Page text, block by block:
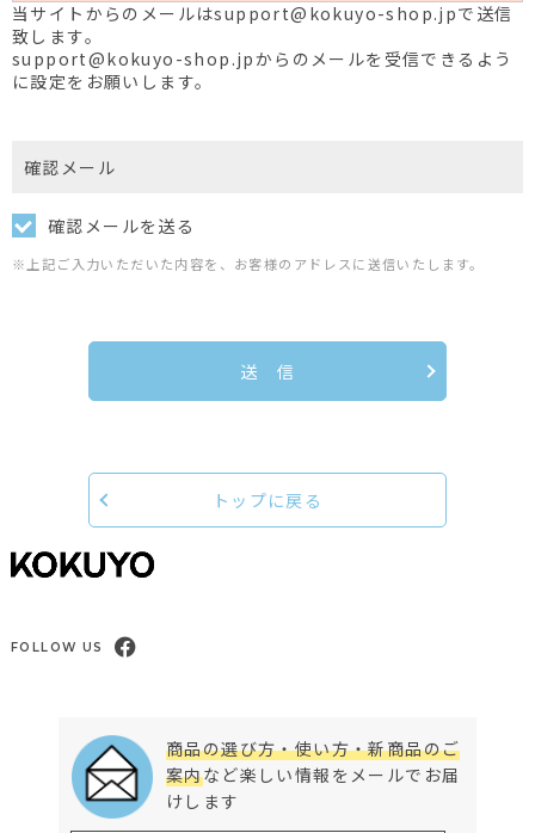
当サイトからのメールはsupport@kokuyo-shop.jpで送信
致します。
support@kokuyo-shop.jpからのメールを受信できるよう
に設定をお願いします。
確認メール
確認メールを送る
※上記ご入力いただいた内容を、お客様のアドレスに送信いたします。
送 信
トップに戻る
FOLLOW US
商品の選び方・使い方・新商品のご
案内など楽しい情報をメールでお届
けします